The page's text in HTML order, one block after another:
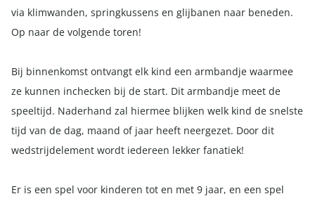
via klimwanden, springkussens en glijbanen naar beneden.
Op naar de volgende toren!
Bij binnenkomst ontvangt elk kind een armbandje waarmee
ze kunnen inchecken bij de start. Dit armbandje meet de
speeltijd. Naderhand zal hiermee blijken welk kind de snelste
tijd van de dag, maand of jaar heeft neergezet. Door dit
wedstrijdelement wordt iedereen lekker fanatiek!
Er is een spel voor kinderen tot en met 9 jaar, en een spel